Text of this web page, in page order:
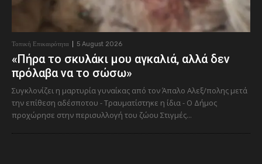
Τοπική Επικαιρότητα 5 August 2026
«Πήρα το σκυλάκι μου αγκαλιά, αλλά δεν
πρόλαβα να το σώσω»
Συγκλονίζει η μαρτυρία γυναίκας από τον Άπαλο Αλεξ/πολης μετά
την επίθεση αδέσποτου - Τραυματίστηκε η ίδια - Ο Δήμος
προχώρησε στην περισυλλογή του ζώου Στιγμές...